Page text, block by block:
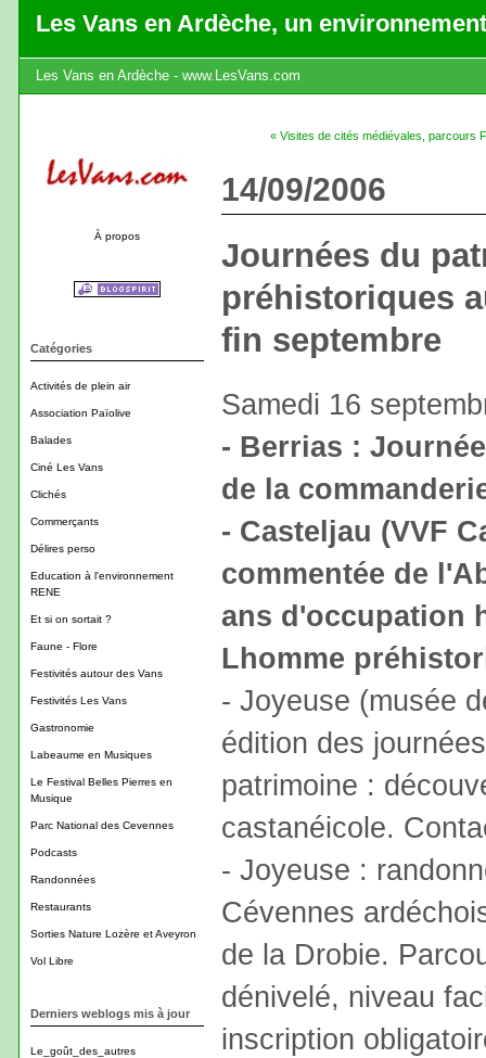
Les Vans en Ardèche, un
Les Vans en Ardèche - www.LesVans.com
À propos
Catégories
Activités de plein air
Association Païolive
Balades
Ciné Les Vans
Clichés
Commerçants
Délires perso
Education à l'environnement
RENE
Et si on sortait ?
Faune - Flore
Festivités autour des Vans
Festivités Les Vans
Gastronomie
Labeaume en Musiques
Le Festival Belles Pierres en
Musique
Parc National des Cevennes
Podcasts
Randonnées
Restaurants
Sorties Nature Lozère et Aveyron
Vol Libre
Derniers weblogs mis à jour
Le_goût_des_autres
« Visites de cités médiévales, parcours
14/09/2006
Journées du
préhistoriques
fin septembre
Samedi 16
- Berrias :
de la
- Casteljau (VVF
commentée de
ans d'occupation
Lhomme
- Joyeuse (musée
édition des
patrimoine :
castanéicole.
- Joyeuse :
Cévennes
de la Drobie.
dénivelé, niveau
inscription